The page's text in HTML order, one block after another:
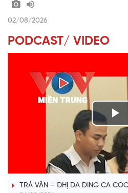
02/08/2026
PODCAST/ VIDEO
P
l
a
VÀI PHÚT DÀNH CHO QUẢNG BÁ
TRÀ VÂN – ĐHỊ DA DING CA